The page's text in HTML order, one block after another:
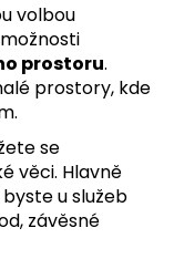
volbou
prostoru.
prostory, kde
se
věci. Hlavně
u služeb
závěsné